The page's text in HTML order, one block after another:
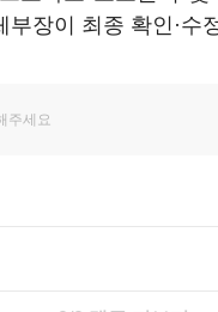
부장이 최종 확인·수